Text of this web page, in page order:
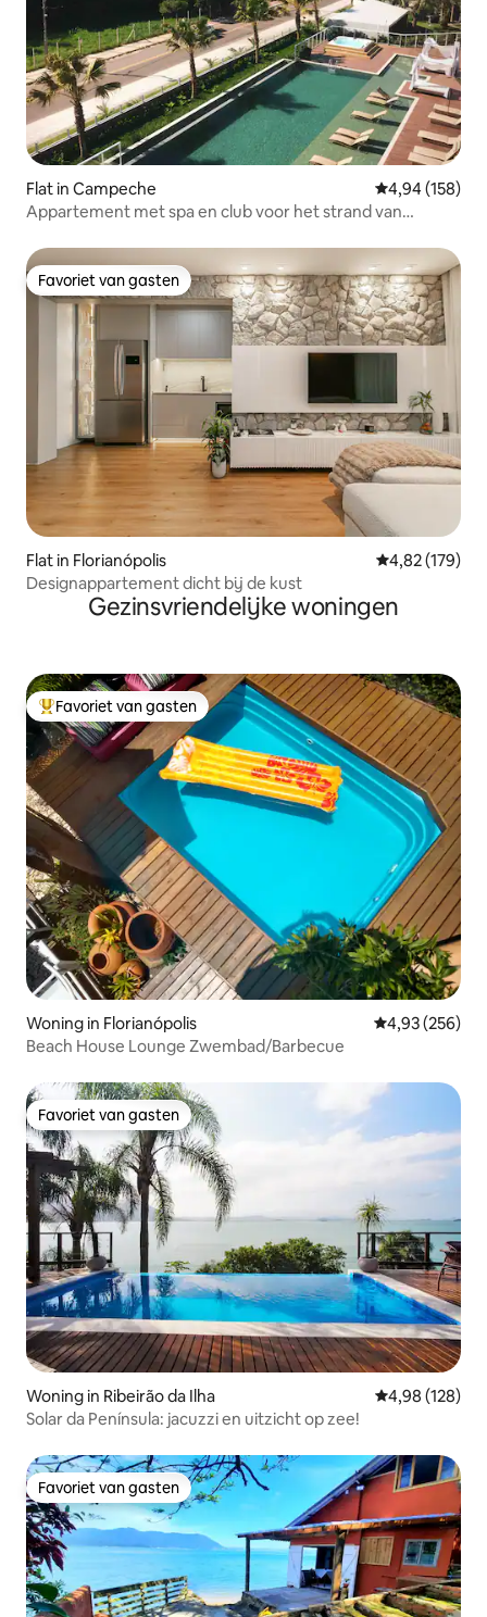
Flat in Campeche Gemiddelde
4,94 (158)
Appartement met spa en club voor het strand van
Favoriet van gasten
Favoriet van gasten
Flat in Florianópolis Gemiddelde
4,82 (179)
Designappartement dicht bij de kust
Gezinsvriendelijke woningen
Topfavoriet van gasten
Favoriet van gasten
Woning in Florianópolis Gemiddelde
4,93 (256)
Beach House Lounge Zwembad/Barbecue
Favoriet van gasten
Favoriet van gasten
Woning in Ribeirão da Ilha Gemiddelde
4,98 (128)
Solar da Península: jacuzzi en uitzicht op zee!
Favoriet van gasten
Favoriet van gasten